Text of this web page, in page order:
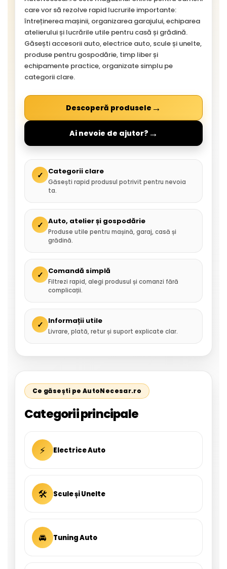
care vor să rezolve rapid lucrurile importante:
întreținerea mașinii, organizarea garajului, echiparea
atelierului și lucrările utile pentru casă și grădină.
Găsești accesorii auto, electrice auto, scule și unelte,
produse pentru gospodărie, timp liber și
echipamente practice, organizate simplu pe
categorii clare.
Descoperă produsele →
Ai nevoie de ajutor? →
✓ Categorii clare
Găsești rapid produsul potrivit pentru nevoia
ta.
✓ Auto, atelier și gospodărie
Produse utile pentru mașină, garaj, casă și
grădină.
✓ Comandă simplă
Filtrezi rapid, alegi produsul și comanzi fără
complicații.
✓ Informații utile
Livrare, plată, retur și suport explicate clar.
Ce găsești pe AutoNecesar.ro
Categorii principale
⚡ Electrice Auto
🛠 Scule și Unelte
🚘 Tuning Auto